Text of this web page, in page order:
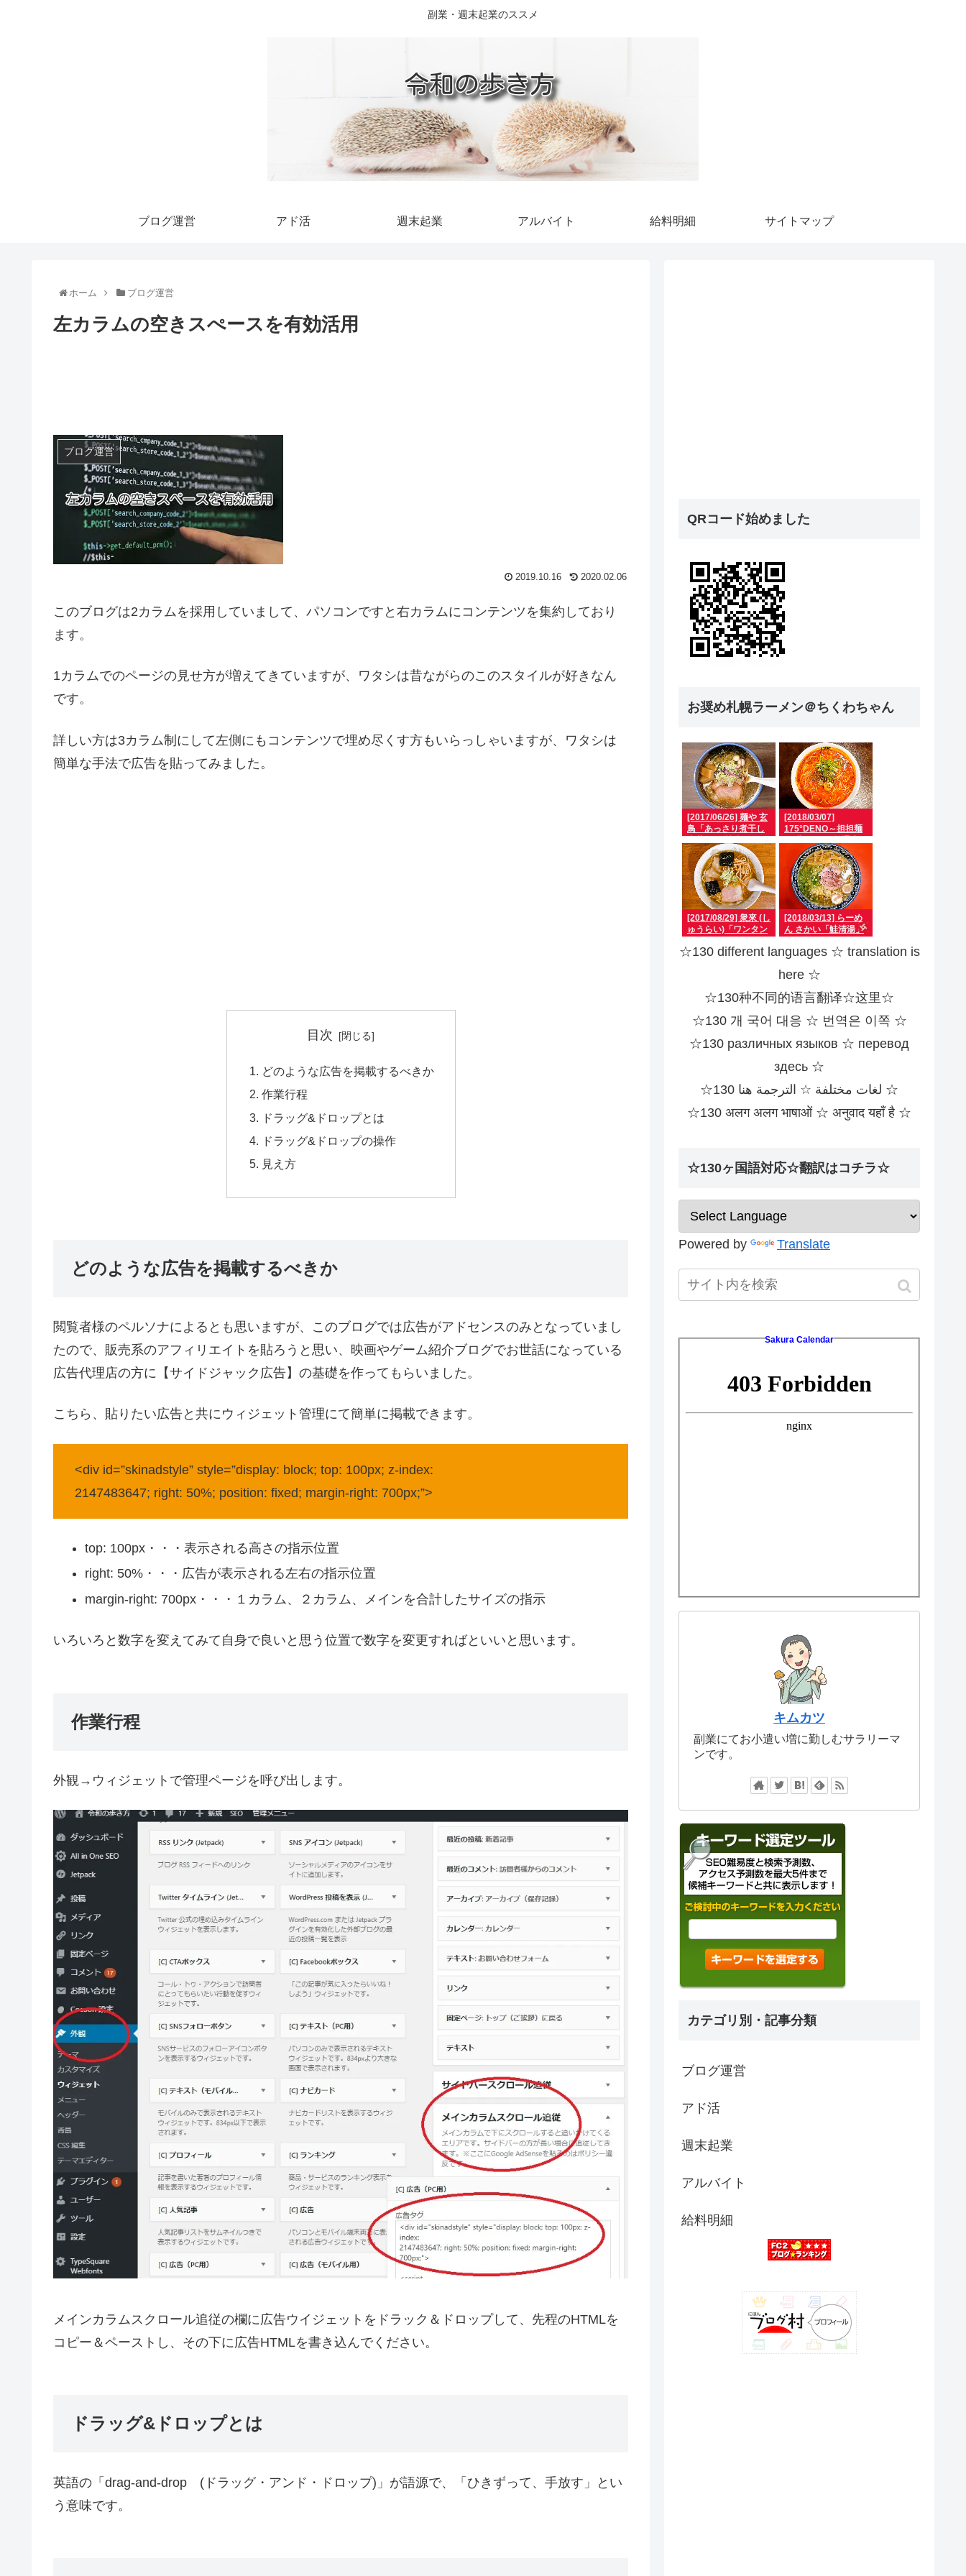
副業・週末起業のススメ
ブログ運営 アド活 週末起業 アルバイト 給料明細 サイトマップ
ホーム ブログ運営
左カラムの空きスぺースを有効活用
ブログ運営
2020.02.06
2019.10.16
このブログは2カラムを採用していまして、パソコンですと右カラムにコンテンツを集約しており
ます。
1カラムでのページの見せ方が増えてきていますが、ワタシは昔ながらのこのスタイルが好きなん
です。
詳しい方は3カラム制にして左側にもコンテンツで埋め尽くす方もいらっしゃいますが、ワタシは
簡単な手法で広告を貼ってみました。
目次
どのような広告を掲載するべきか
作業行程
ドラッグ&ドロップとは
ドラッグ&ドロップの操作
見え方
どのような広告を掲載するべきか
閲覧者様のペルソナによるとも思いますが、このブログでは広告がアドセンスのみとなっていまし
たので、販売系のアフィリエイトを貼ろうと思い、映画やゲーム紹介ブログでお世話になっている
広告代理店の方に【サイドジャック広告】の基礎を作ってもらいました。
こちら、貼りたい広告と共にウィジェット管理にて簡単に掲載できます。
<div id=”skinadstyle” style=”display: block; top: 100px; z-index:
2147483647; right: 50%; position: fixed; margin-right: 700px;”>
top: 100px・・・表示される高さの指示位置
right: 50%・・・広告が表示される左右の指示位置
margin-right: 700px・・・１カラム、２カラム、メインを合計したサイズの指示
いろいろと数字を変えてみて自身で良いと思う位置で数字を変更すればといいと思います。
作業行程
外観→ウィジェットで管理ページを呼び出します。
メインカラムスクロール追従の欄に広告ウイジェットをドラック＆ドロップして、先程のHTMLを
コピー＆ペーストし、その下に広告HTMLを書き込んでください。
ドラッグ&ドロップとは
英語の「drag-and-drop (ドラッグ・アンド・ドロップ)」が語源で、「ひきずって、手放す」とい
う意味です。
QRコード始めました
お奨め札幌ラーメン＠ちくわちゃん
[2017/06/26] 麺や 玄
鳥「あっさり煮干し
[2018/03/07]
175°DENO～担担麺
「汁あり担担麺(＋辛
さマシマシ)」
[2017/08/29] 衆來 (し
ゅうらい)「ワンタン
[2018/03/13] らーめ
ん さかい「鮭清湯」
☆130 different languages ​​☆ translation is
here ☆
☆130种不同的语言翻译☆这里☆
☆130 개 국어 대응 ☆ 번역은 이쪽 ☆
☆130 различных языков ☆ перевод
здесь ☆
☆130 لغات مختلفة ☆ الترجمة هنا ☆
☆130 अलग अलग भाषाओं ☆ अनुवाद यहाँ है ☆
☆130ヶ国語対応☆翻訳はコチラ☆
Powered by Translate
Sakura Calendar
キムカツ
副業にてお小遣い増に勤しむサラリーマ
ンです。
カテゴリ別・記事分類
ブログ運営
アド活
週末起業
アルバイト
給料明細